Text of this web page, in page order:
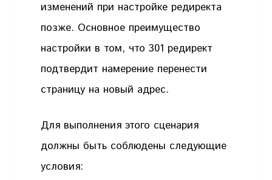
изменений при настройке редиректа
позже. Основное преимущество
настройки в том, что 301 редирект
подтвердит намерение перенести
страницу на новый адрес.
Для выполнения этого сценария
должны быть соблюдены следующие
условия: